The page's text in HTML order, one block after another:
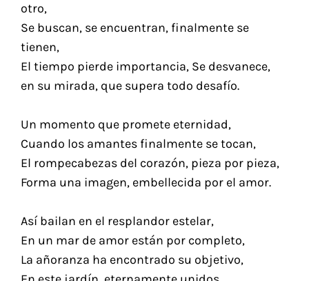
otro,
Se buscan, se encuentran, finalmente se
tienen,
El tiempo pierde importancia, Se desvanece,
en su mirada, que supera todo desafío.
Un momento que promete eternidad,
Cuando los amantes finalmente se tocan,
El rompecabezas del corazón, pieza por pieza,
Forma una imagen, embellecida por el amor.
Así bailan en el resplandor estelar,
En un mar de amor están por completo,
La añoranza ha encontrado su objetivo,